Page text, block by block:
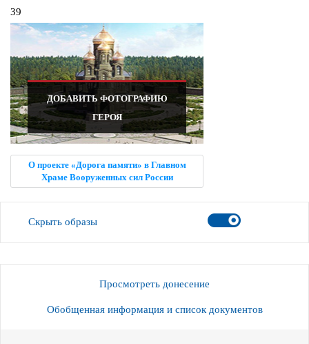
39
ДОБАВИТЬ ФОТОГРАФИЮ
ГЕРОЯ
О проекте «Дорога памяти» в Главном
Храме Вооруженных сил России
Скрыть образы
Просмотреть донесение
Обобщенная информация и список документов